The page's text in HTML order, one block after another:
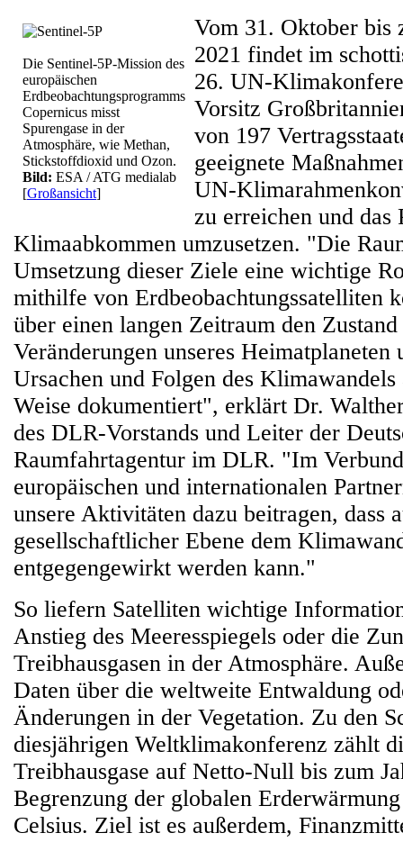
Die Sentinel-5P-Mission des
europäischen
Erdbeobachtungsprogramms
Copernicus misst
Spurengase in der
Atmosphäre, wie Methan,
Stickstoffdioxid und Ozon.
Bild: ESA / ATG medialab
[Großansicht]
Vom 31. Oktober bis
2021 findet im
26. UN-
Vorsitz
von 197
geeignete
UN-
zu erreichen und das
Klimaabkommen umzusetzen. "Die
Umsetzung dieser Ziele eine wichtige
mithilfe von Erdbeobachtungssatelliten
über einen langen Zeitraum den
Veränderungen unseres Heimatplaneten
Ursachen und Folgen des
Weise dokumentiert", erklärt Dr.
des DLR-Vorstands und Leiter der
Raumfahrtagentur im DLR. "Im
europäischen und internationalen
unsere Aktivitäten dazu beitragen, dass
gesellschaftlicher Ebene dem
entgegengewirkt werden kann."
So liefern Satelliten wichtige
Anstieg des Meeresspiegels oder die
Treibhausgasen in der Atmosphäre.
Daten über die weltweite Entwaldung
Änderungen in der Vegetation. Zu den
diesjährigen Weltklimakonferenz zählt
Treibhausgase auf Netto-Null bis zum
Begrenzung der globalen
Celsius. Ziel ist es außerdem,